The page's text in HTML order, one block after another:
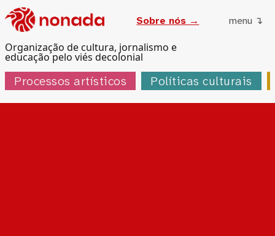
Organização de cultura, jornalismo e
educação pelo viés decolonial
Sobre nós → menu ↴
Processos artísticos Políticas culturais